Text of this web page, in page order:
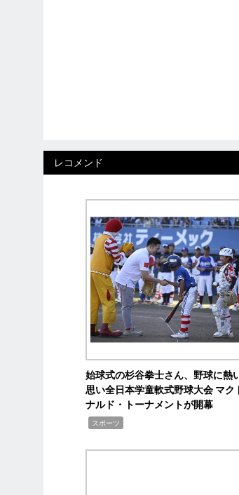
レコメンド
始球式の杉谷拳士さん、野球に熱
思い全日本学童軟式野球大会 マク
ナルド・トーナメントが開幕
スポーツ